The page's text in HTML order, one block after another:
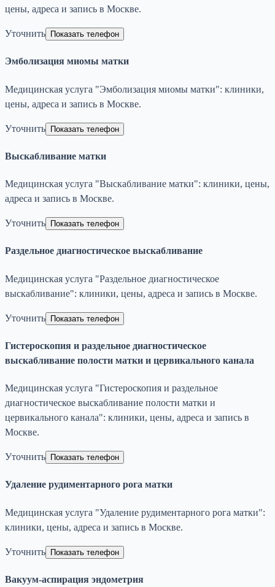
цены, адреса и запись в Москве.
Уточнить Показать телефон
Эмболизация миомы матки
Медицинская услуга "Эмболизация миомы матки": клиники,
цены, адреса и запись в Москве.
Уточнить Показать телефон
Выскабливание матки
Медицинская услуга "Выскабливание матки": клиники, цены,
адреса и запись в Москве.
Уточнить Показать телефон
Раздельное диагностическое выскабливание
Медицинская услуга "Раздельное диагностическое
выскабливание": клиники, цены, адреса и запись в Москве.
Уточнить Показать телефон
Гистероскопия и раздельное диагностическое
выскабливание полости матки и цервикального канала
Медицинская услуга "Гистероскопия и раздельное
диагностическое выскабливание полости матки и
цервикального канала": клиники, цены, адреса и запись в
Москве.
Уточнить Показать телефон
Удаление рудиментарного рога матки
Медицинская услуга "Удаление рудиментарного рога матки":
клиники, цены, адреса и запись в Москве.
Уточнить Показать телефон
Вакуум-аспирация эндометрия